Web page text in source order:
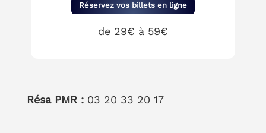
Réservez vos billets en ligne
de 29€ à 59€
Résa PMR : 03 20 33 20 17